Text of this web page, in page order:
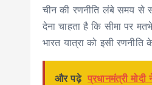
चीन की रणनीति लंबे समय से
देना चाहता है कि सीमा पर
भारत यात्रा को इसी रणनीति
और पढ़े प्रधानमंत्री